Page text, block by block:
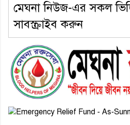
সদস্য সচিব
৬। জেলা পুলিশ
পেলেন
এএসআই সজল
৭।
শৃঙ্খলা কমিটির
মেঘনা নিউজ-এর সকল
সাবস্ক্রাইব করুন